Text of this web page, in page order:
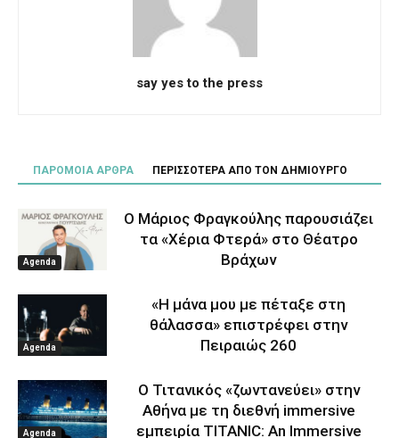
say yes to the press
ΠΑΡΟΜΟΙΑ ΑΡΘΡΑ ΠΕΡΙΣΣΟΤΕΡΑ ΑΠΟ ΤΟΝ ΔΗΜΙΟΥΡΓΟ
Agenda
Ο Μάριος Φραγκούλης παρουσιάζει
τα «Χέρια Φτερά» στο Θέατρο
Βράχων
Agenda
«Η μάνα μου με πέταξε στη
θάλασσα» επιστρέφει στην
Πειραιώς 260
Agenda
Ο Τιτανικός «ζωντανεύει» στην
Αθήνα με τη διεθνή immersive
εμπειρία TITANIC: An Immersive